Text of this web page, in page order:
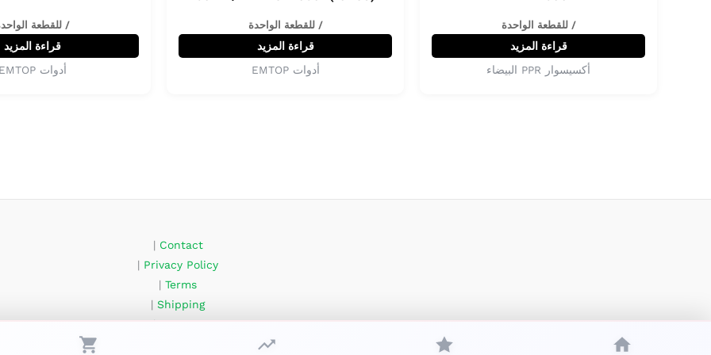
/ للقطعة الواحدة
قراءة المزيد
أكسيسوار PPR البيضاء
/ للقطعة الواحدة
قراءة المزيد
أدوات EMTOP
/ للقطعة
قراءة المزيد
أدوات EMTOP
Contact
|
Privacy Policy
|
Terms
|
Shipping
|
Returns
|